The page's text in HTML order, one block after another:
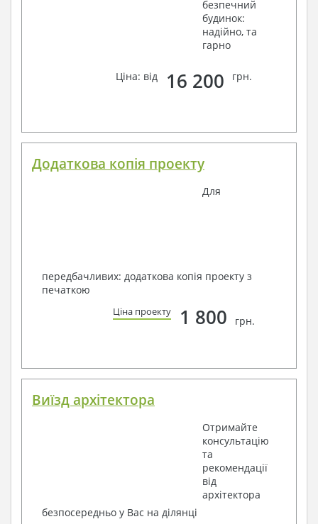
безпечний
будинок:
надійно, та
гарно
Ціна: від 16 200 грн.
Додаткова копія проекту
Для
передбачливих: додаткова копія проекту з
печаткою
Ціна проекту 1 800 грн.
Виїзд архітектора
Отримайте
консультацію
та
рекомендації
від
архітектора
безпосередньо у Вас на ділянці